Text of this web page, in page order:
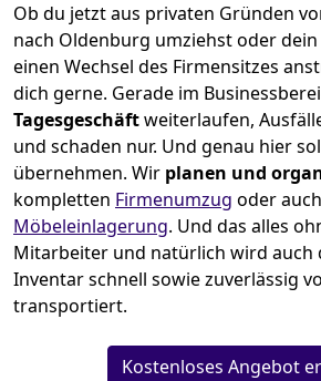
Ob du jetzt aus privaten Gründen
nach Oldenburg umziehst oder
einen Wechsel des Firmensitzes
dich gerne. Gerade im
Tagesgeschäftweiterlaufen,
und schaden nur. Und genau hier
übernehmen. Wir planen und
kompletten Firmenumzug oder
Möbeleinlagerung. Und das alles
Mitarbeiter und natürlich wird auch
Inventar schnell sowie zuverlässig
transportiert.
Kostenloses Angebot